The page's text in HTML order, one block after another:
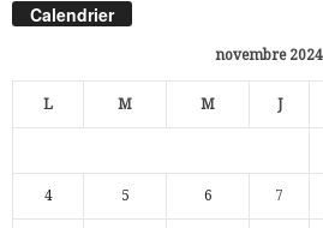
Calendrier
novembre 2024
L M M J
4 5 6 7